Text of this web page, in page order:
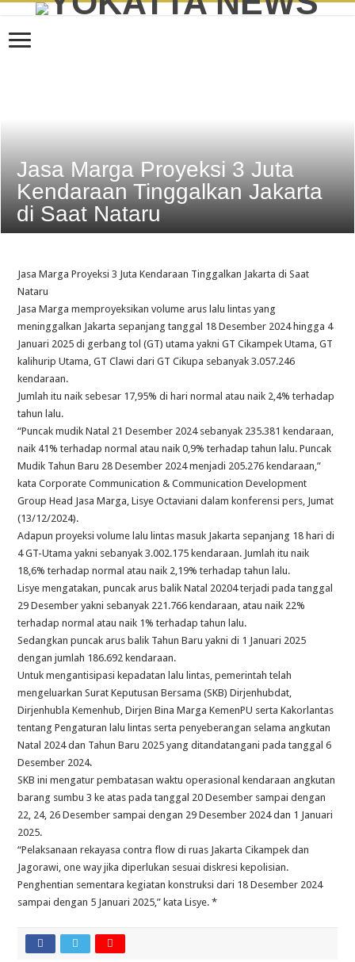
Jasa Marga Proyeksi 3 Juta
Kendaraan Tinggalkan Jakarta
di Saat Nataru
Jasa Marga Proyeksi 3 Juta Kendaraan Tinggalkan Jakarta di Saat
Nataru
Jasa Marga memproyeksikan volume arus lalu lintas yang
meninggalkan Jakarta sepanjang tanggal 18 Desember 2024 hingga 4
Januari 2025 di gerbang tol (GT) utama yakni GT Cikampek Utama, GT
kalihurip Utama, GT Clawi dari GT Cikupa sebanyak 3.057.246
kendaraan.
Jumlah itu naik sebesar 17,95% di hari normal atau naik 2,4% terhadap
tahun lalu.
“Puncak mudik Natal 21 Desember 2024 sebanyak 235.381 kendaraan,
naik 41% terhadap normal atau naik 0,9% terhadap tahun lalu. Puncak
Mudik Tahun Baru 28 Desember 2024 menjadi 205.276 kendaraan,”
kata Corporate Communication & Communication Development
Group Head Jasa Marga, Lisye Octaviani dalam konferensi pers, Jumat
(13/12/2024).
Adapun proyeksi volume lalu lintas masuk Jakarta sepanjang 18 hari di
4 GT-Utama yakni sebanyak 3.002.175 kendaraan. Jumlah itu naik
18,6% terhadap normal atau naik 2,19% terhadap tahun lalu.
Lisye mengatakan, puncak arus balik Natal 20204 terjadi pada tanggal
29 Desember yakni sebanyak 221.766 kendaraan, atau naik 22%
terhadap normal atau naik 1% terhadap tahun lalu.
Sedangkan puncak arus balik Tahun Baru yakni di 1 Januari 2025
dengan jumlah 186.692 kendaraan.
Untuk mengantisipasi kepadatan lalu lintas, pemerintah telah
mengeluarkan Surat Keputusan Bersama (SKB) Dirjenhubdat,
Dirjenhubla Kemenhub, Dirjen Bina Marga KemenPU serta Kakorlantas
tentang Pengaturan lalu lintas serta penyeberangan selama angkutan
Natal 2024 dan Tahun Baru 2025 yang ditandatangani pada tanggal 6
Desember 2024.
SKB ini mengatur pembatasan waktu operasional kendaraan angkutan
barang sumbu 3 ke atas pada tanggal 20 Desember sampai dengan
22, 24, 26 Desember sampai dengan 29 Desember 2024 dan 1 Januari
2025.
“Pelaksanaan rekayasa contra flow di ruas Jakarta Cikampek dan
Jagorawi, one way jika diperlukan sesuai diskresi kepolisian.
Penghentian sementara kegiatan konstruksi dari 18 Desember 2024
sampai dengan 5 Januari 2025,” kata Lisye. *